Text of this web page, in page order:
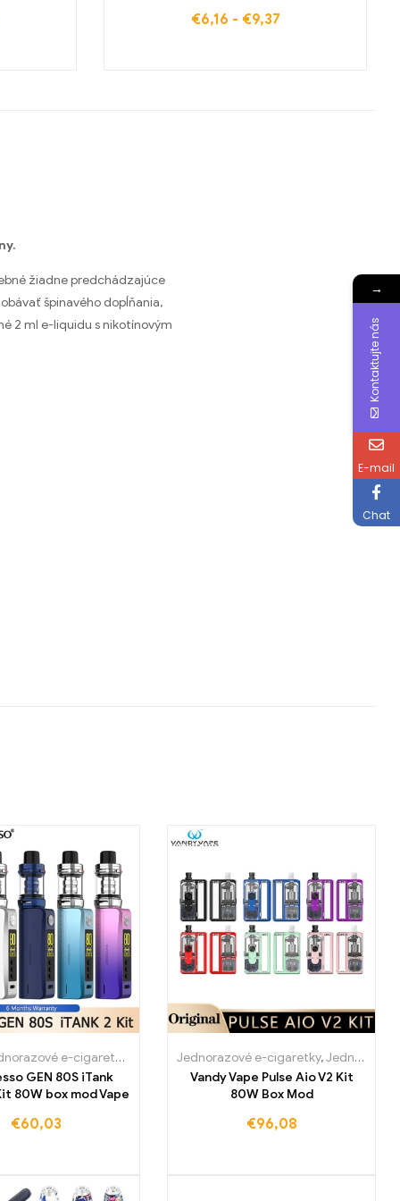
€6,16 - €9,37
žiadne predchádzajúce
špinavého dopĺňania,
2 ml e-liquidu s nikotínovým
,Jednorázové e-cigarety Slovensko ,MOD
,Jednorázové e-cigarety Holandsko,Jednorázové e-cigarety
,Jednorázové e-cigarety Luxembursko,Jednorázové e-
e-cigaretky Jednorazové e-cigarety Slovensko,
GEN 80S iTank
80W box mod Vape
€60,03
Jednorazové e-cigaretky,Jednorazové e-cigarety Slovensko
Vandy Vape Pulse Aio V2 Kit
80W Box Mod
€96,08
→
Kontaktujte nás
E-mail
Chat